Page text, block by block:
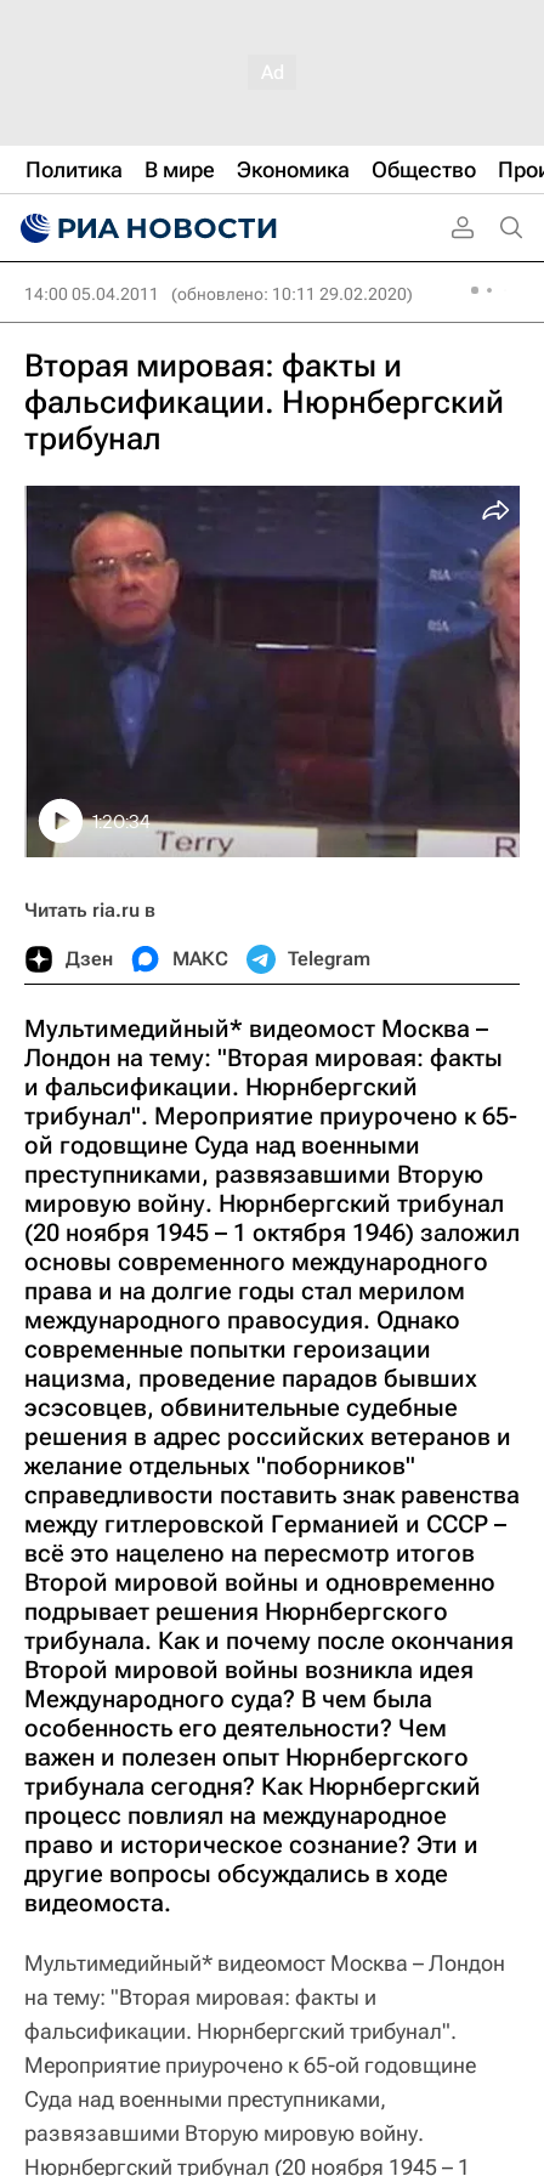
Политика В мире Экономика Общество
14:00 05.04.2011 (обновлено: 10:11 29.02.2020)
Вторая мировая: факты и
фальсификации. Нюрнбергский
трибунал
1:20:34
Читать ria.ru в
Дзен МАКС Telegram
Мультимедийный* видеомост Москва –
Лондон на тему: "Вторая мировая: факты
и фальсификации. Нюрнбергский
трибунал". Мероприятие приурочено к 65-
ой годовщине Суда над военными
преступниками, развязавшими Вторую
мировую войну. Нюрнбергский трибунал
(20 ноября 1945 – 1 октября 1946) заложил
основы современного международного
права и на долгие годы стал мерилом
международного правосудия. Однако
современные попытки героизации
нацизма, проведение парадов бывших
эсэсовцев, обвинительные судебные
решения в адрес российских ветеранов и
желание отдельных "поборников"
справедливости поставить знак равенства
между гитлеровской Германией и СССР –
всё это нацелено на пересмотр итогов
Второй мировой войны и одновременно
подрывает решения Нюрнбергского
трибунала. Как и почему после окончания
Второй мировой войны возникла идея
Международного суда? В чем была
особенность его деятельности? Чем
важен и полезен опыт Нюрнбергского
трибунала сегодня? Как Нюрнбергский
процесс повлиял на международное
право и историческое сознание? Эти и
другие вопросы обсуждались в ходе
видеомоста.
Мультимедийный* видеомост Москва – Лондон
на тему: "Вторая мировая: факты и
фальсификации. Нюрнбергский трибунал".
Мероприятие приурочено к 65-ой годовщине
Суда над военными преступниками,
развязавшими Вторую мировую войну.
Нюрнбергский трибунал (20 ноября 1945 – 1